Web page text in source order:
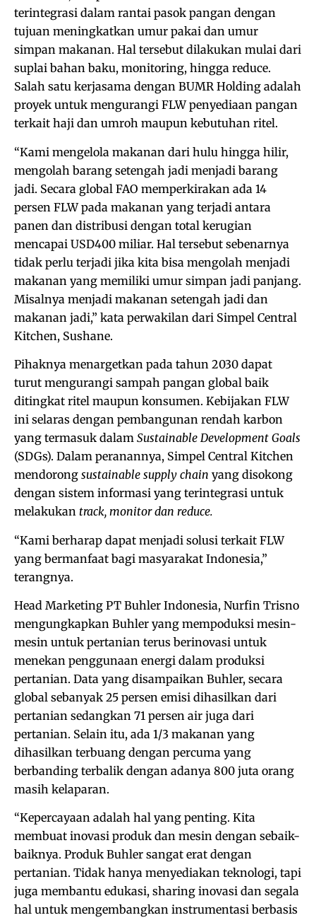
terintegrasi dalam rantai pasok pangan dengan
tujuan meningkatkan umur pakai dan umur
simpan makanan. Hal tersebut dilakukan mulai dari
suplai bahan baku, monitoring, hingga reduce.
Salah satu kerjasama dengan BUMR Holding adalah
proyek untuk mengurangi FLW penyediaan pangan
terkait haji dan umroh maupun kebutuhan ritel.
“Kami mengelola makanan dari hulu hingga hilir,
mengolah barang setengah jadi menjadi barang
jadi. Secara global FAO memperkirakan ada 14
persen FLW pada makanan yang terjadi antara
panen dan distribusi dengan total kerugian
mencapai USD400 miliar. Hal tersebut sebenarnya
tidak perlu terjadi jika kita bisa mengolah menjadi
makanan yang memiliki umur simpan jadi panjang.
Misalnya menjadi makanan setengah jadi dan
makanan jadi,” kata perwakilan dari Simpel Central
Kitchen, Sushane.
Pihaknya menargetkan pada tahun 2030 dapat
turut mengurangi sampah pangan global baik
ditingkat ritel maupun konsumen. Kebijakan FLW
ini selaras dengan pembangunan rendah karbon
yang termasuk dalam Sustainable Development Goals
(SDGs). Dalam peranannya, Simpel Central Kitchen
mendorong sustainable supply chain yang disokong
dengan sistem informasi yang terintegrasi untuk
melakukan track, monitor dan reduce.
“Kami berharap dapat menjadi solusi terkait FLW
yang bermanfaat bagi masyarakat Indonesia,”
terangnya.
Head Marketing PT Buhler Indonesia, Nurfin Trisno
mengungkapkan Buhler yang mempoduksi mesin-
mesin untuk pertanian terus berinovasi untuk
menekan penggunaan energi dalam produksi
pertanian. Data yang disampaikan Buhler, secara
global sebanyak 25 persen emisi dihasilkan dari
pertanian sedangkan 71 persen air juga dari
pertanian. Selain itu, ada 1/3 makanan yang
dihasilkan terbuang dengan percuma yang
berbanding terbalik dengan adanya 800 juta orang
masih kelaparan.
“Kepercayaan adalah hal yang penting. Kita
membuat inovasi produk dan mesin dengan sebaik-
baiknya. Produk Buhler sangat erat dengan
pertanian. Tidak hanya menyediakan teknologi, tapi
juga membantu edukasi, sharing inovasi dan segala
hal untuk mengembangkan instrumentasi berbasis